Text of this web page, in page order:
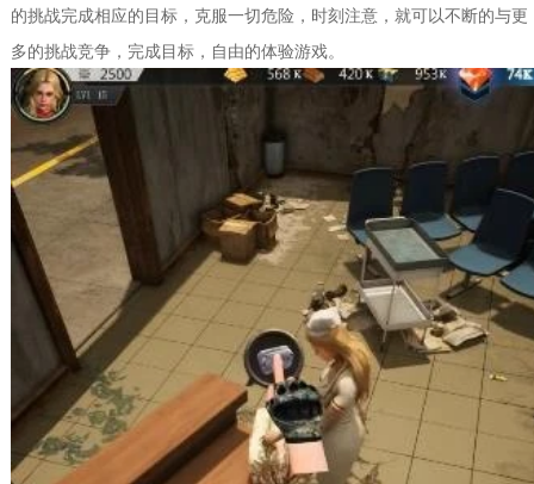
的挑战完成相应的目标，克服一切危险，时刻注意，就可以不断的与更
多的挑战竞争，完成目标，自由的体验游戏。